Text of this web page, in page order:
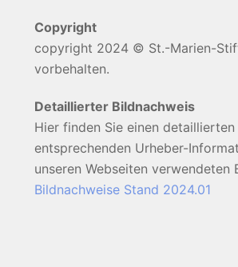
Copyright
copyright 2024 © St.-Marien-
vorbehalten.
Detaillierter Bildnachweis
Hier finden Sie einen
entsprechenden Urheber-
unseren Webseiten verwendeten
Bildnachweise Stand 2024.01